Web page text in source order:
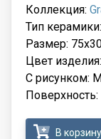
Коллекция:
Тип
Размер:
Цвет
С рисунком:
В корзину